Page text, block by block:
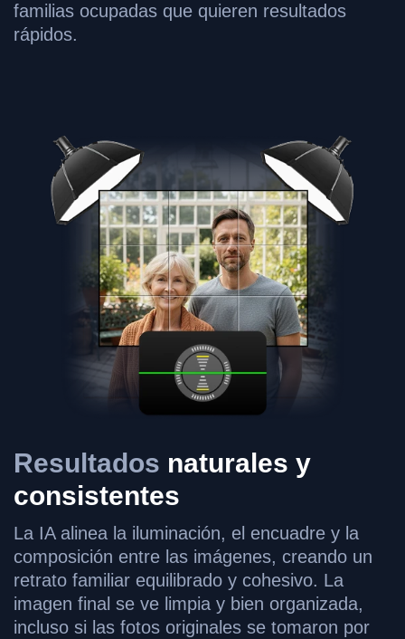
familias ocupadas que quieren resultados
rápidos.
Resultados naturales y
consistentes
La IA alinea la iluminación, el encuadre y la
composición entre las imágenes, creando un
retrato familiar equilibrado y cohesivo. La
imagen final se ve limpia y bien organizada,
incluso si las fotos originales se tomaron por